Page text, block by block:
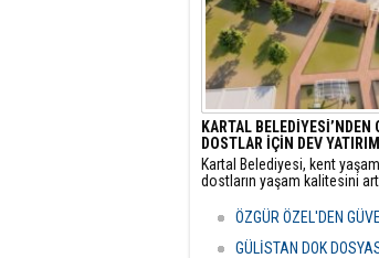
KARTAL BELEDİYESİ’NDEN
DOSTLAR İÇİN DEV
Kartal Belediyesi, kent
dostların yaşam kalitesini
ÖZGÜR ÖZEL'DEN
GÜLİSTAN DOK